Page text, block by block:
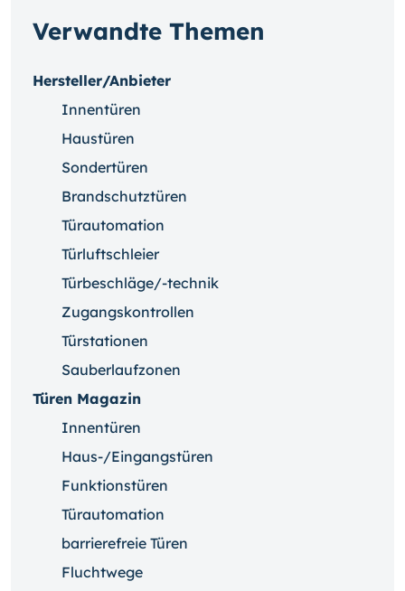
Verwandte Themen
Hersteller/Anbieter
Innentüren
Haustüren
Sondertüren
Brandschutztüren
Türautomation
Türluftschleier
Türbeschläge/-technik
Zugangskontrollen
Türstationen
Sauberlaufzonen
Türen Magazin
Innentüren
Haus-/Eingangstüren
Funktionstüren
Türautomation
barrierefreie Türen
Fluchtwege